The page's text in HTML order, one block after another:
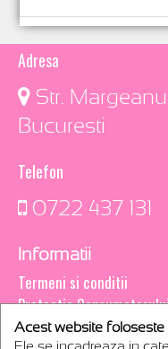
Adresa
Str.
Bucuresti
Telefon
0722 437 131
Informatii
Termeni si conditii
Protectia
Creare magazin online
Acest website foloseste